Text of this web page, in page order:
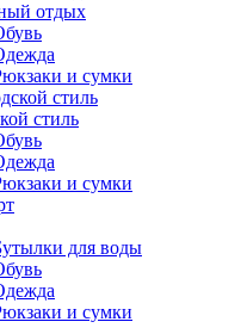
отдых
и сумки
стиль
и сумки
для воды
и сумки